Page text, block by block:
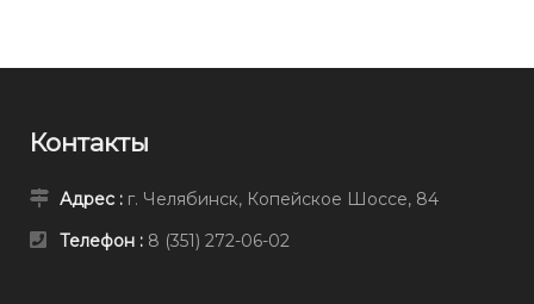
Контакты
Адрес : г. Челябинск, Копейское Шоссе, 84
Телефон : 8 (351) 272-06-02